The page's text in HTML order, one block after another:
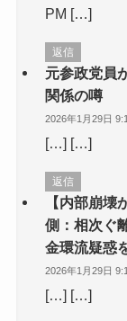
PM […]
返信
元参政党員
関係の噂
2026年1月29日
[…] […]
返信
【内部崩
側：相次ぐ
金環流疑惑
2026年1月29日
[…] […]